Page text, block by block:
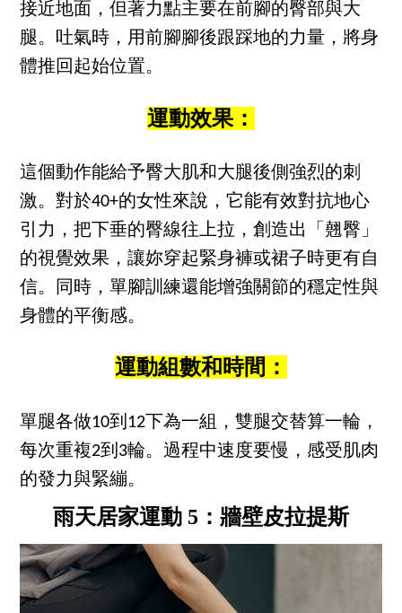
接近地面，但著力點主要在前腳的臀部與大
腿。吐氣時，用前腳腳後跟踩地的力量，將身
體推回起始位置。
運動效果：
這個動作能給予臀大肌和大腿後側強烈的刺
激。對於40+的女性來說，它能有效對抗地心
引力，把下垂的臀線往上拉，創造出「翹臀」
的視覺效果，讓妳穿起緊身褲或裙子時更有自
信。同時，單腳訓練還能增強關節的穩定性與
身體的平衡感。
運動組數和時間：
單腿各做10到12下為一組，雙腿交替算一輪，
每次重複2到3輪。過程中速度要慢，感受肌肉
的發力與緊繃。
雨天居家運動 5：牆壁皮拉提斯